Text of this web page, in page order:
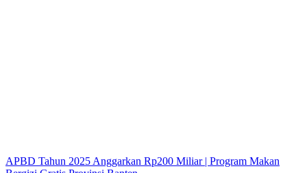
APBD Tahun 2025 Anggarkan Rp200 Miliar | Program Makan